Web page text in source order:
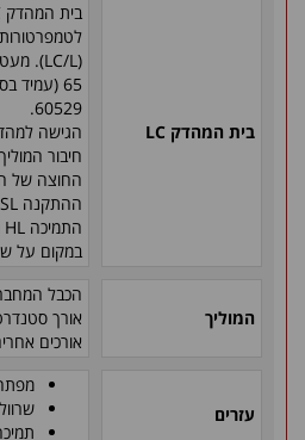
בית המהדק LC
בית המהדק
(
LC/L
).
65 (עמיד
60529
.
הגישה
חיבור
החוצה של
ההתקנה SL
התמיכה HL
במקום על
המוליך
הכבל
אורכים
עזרים